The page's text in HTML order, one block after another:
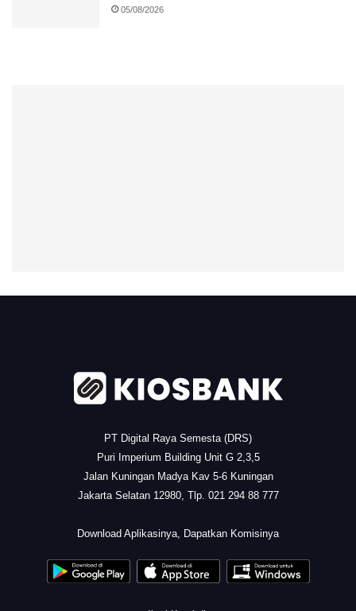
05/08/2026
.
PT Digital Raya Semesta (DRS)
Puri Imperium Building Unit G 2,3,5
Jalan Kuningan Madya Kav 5-6 Kuningan
Jakarta Selatan 12980, Tlp. 021 294 88 777
Download Aplikasinya, Dapatkan Komisinya